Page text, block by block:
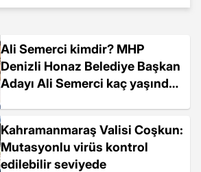
Ali Semerci kimdir? MHP
Denizli Honaz Belediye Başkan
Adayı Ali Semerci kaç yaşında,
Kahramanmaraş Valisi Coşkun:
Mutasyonlu virüs kontrol
edilebilir seviyede